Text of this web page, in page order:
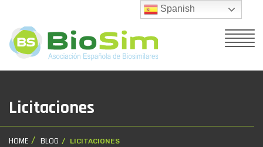
Licitaciones
HOME BLOG LICITACIONES
Spanish